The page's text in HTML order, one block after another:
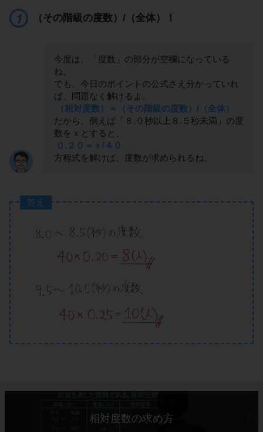
（その階級の度数）/（全体）！
今度は、「度数」の部分が空欄になっている
ね。
でも、今日のポイントの公式さえ分かっていれ
ば、問題なく解けるよ。
（相対度数）＝（その階級の度数）/（全体）
だから、例えば「８.０秒以上８.５秒未満」の度
数をｘとすると、
０.２０＝ｘ/４０
方程式を解けば、度数が求められるね。
答え
相対度数の求め方